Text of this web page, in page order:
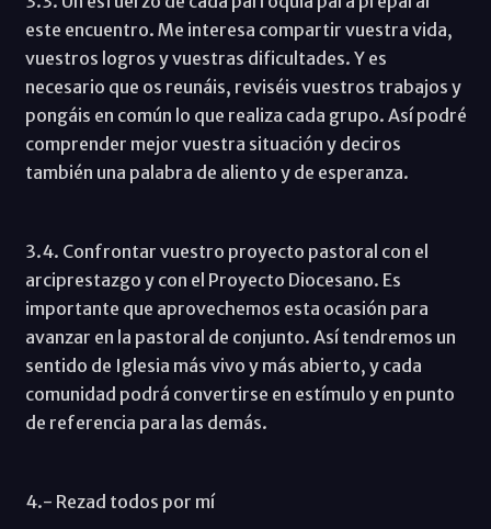
este encuentro. Me interesa compartir vuestra vida,
vuestros logros y vuestras dificultades. Y es
necesario que os reunáis, reviséis vuestros trabajos y
pongáis en común lo que realiza cada grupo. Así podré
comprender mejor vuestra situación y deciros
también una palabra de aliento y de esperanza.
3.4. Confrontar vuestro proyecto pastoral con el
arciprestazgo y con el Proyecto Diocesano. Es
importante que aprovechemos esta ocasión para
avanzar en la pastoral de conjunto. Así tendremos un
sentido de Iglesia más vivo y más abierto, y cada
comunidad podrá convertirse en estímulo y en punto
de referencia para las demás.
4.- Rezad todos por mí